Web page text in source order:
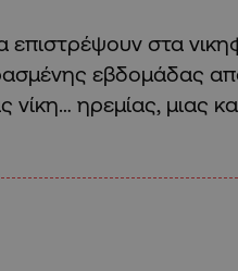
επιστρέψουν στα
εβδομάδας
ηρεμίας, μιας